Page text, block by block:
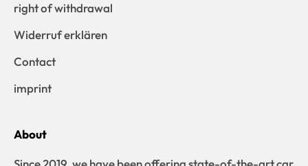
right of withdrawal
Widerruf erklären
Contact
imprint
About